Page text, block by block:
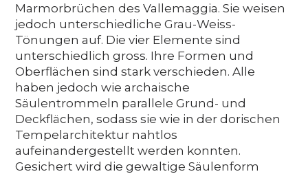
Marmorbrüchen des Vallemaggia. Sie weisen
jedoch unterschiedliche Grau-Weiss-
Tönungen auf. Die vier Elemente sind
unterschiedlich gross. Ihre Formen und
Oberflächen sind stark verschieden. Alle
haben jedoch wie archaische
Säulentrommeln parallele Grund- und
Deckflächen, sodass sie wie in der dorischen
Tempelarchitektur nahtlos
aufeinandergestellt werden konnten.
Gesichert wird die gewaltige Säulenform